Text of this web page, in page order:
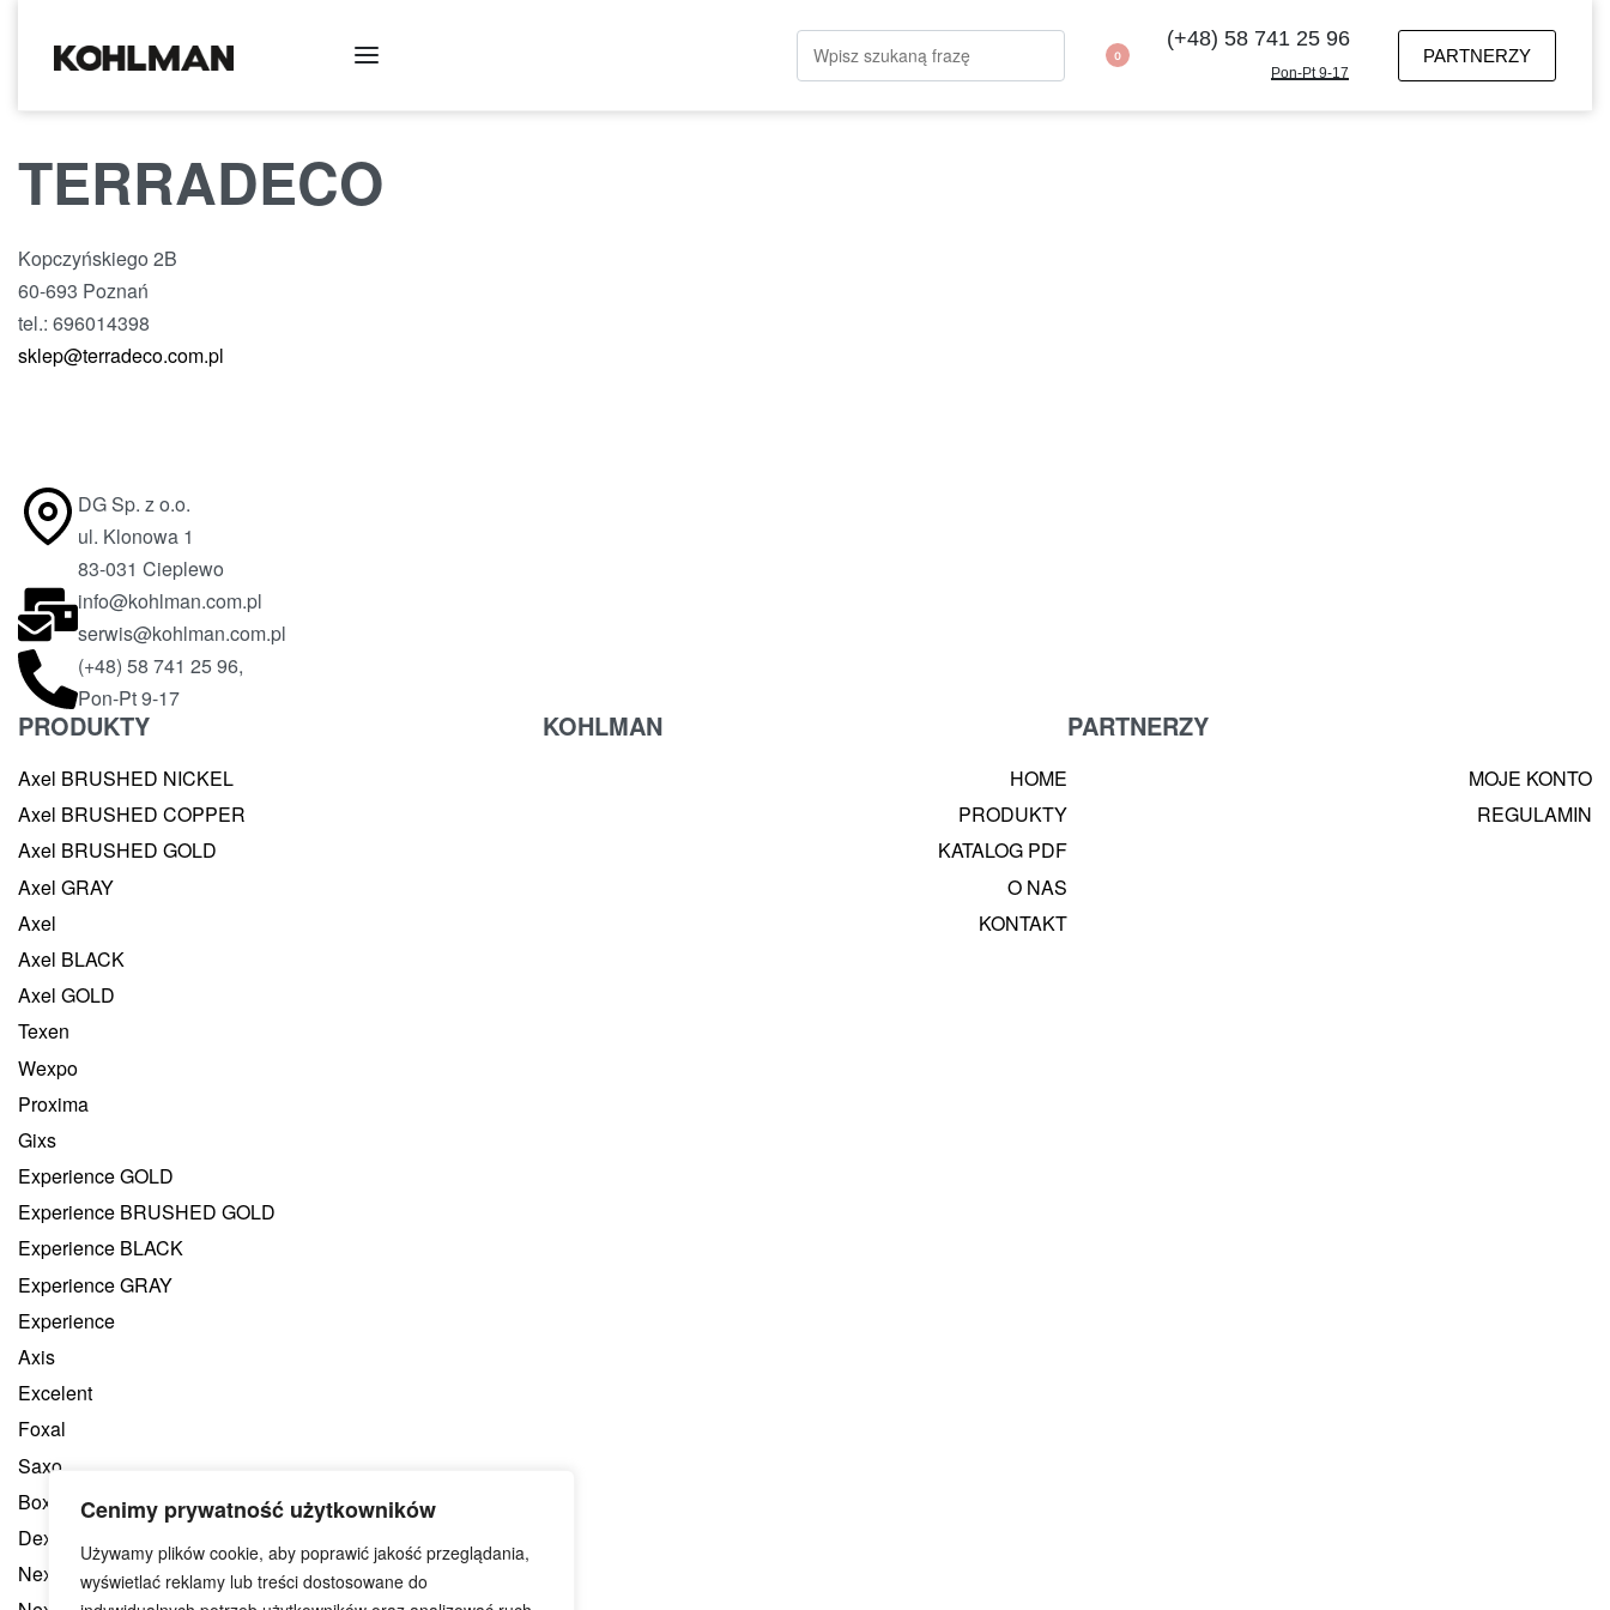
Cenimy prywatność użytkowników
Używamy plików cookie, aby poprawić jakość przeglądania,
wyświetlać reklamy lub treści dostosowane do
0
(+48) 58 741 25 96
Pon-Pt 9-17
PARTNERZY
TERRADECO
Kopczyńskiego 2B
60-693 Poznań
tel.: 696014398
sklep@terradeco.com.pl
DG Sp. z o.o.
ul. Klonowa 1
83-031 Cieplewo
info@kohlman.com.pl
serwis@kohlman.com.pl
(+48) 58 741 25 96,
Pon-Pt 9-17
PRODUKTY
Axel BRUSHED NICKEL
Axel BRUSHED COPPER
Axel BRUSHED GOLD
Axel GRAY
Axel
Axel BLACK
Axel GOLD
Texen
Wexpo
Proxima
Gixs
Experience GOLD
Experience BRUSHED GOLD
Experience BLACK
Experience GRAY
Experience
Axis
Excelent
Foxal
Saxo
Boxine
Dexame
Nexen
KOHLMAN
HOME
PRODUKTY
KATALOG PDF
O NAS
KONTAKT
PARTNERZY
MOJE KONTO
REGULAMIN